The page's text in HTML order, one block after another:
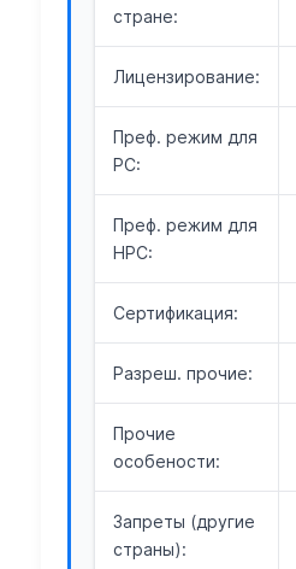
стране:
Лицензирование:
Преф. режим для
РС:
Преф. режим для
НРС:
Сертификация:
Разреш. прочие:
Прочие
особености:
Запреты (другие
страны):